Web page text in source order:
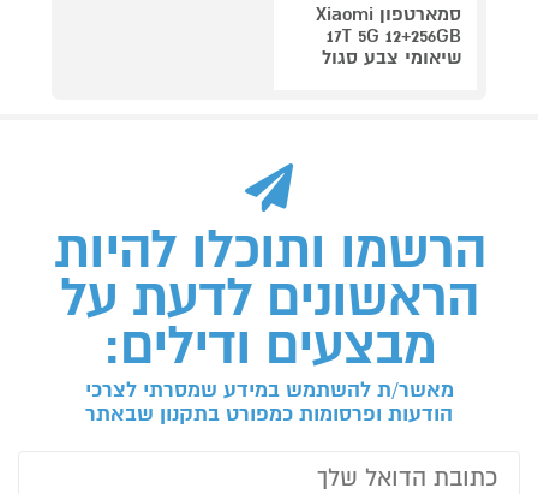
סמארטפון Xiaomi
17T 5G 12+256GB
שיאומי צבע סגול
הרשמו ותוכלו להיות
הראשונים לדעת על
מבצעים ודילים:
מאשר/ת להשתמש במידע שמסרתי לצרכי
הודעות ופרסומות כמפורט בתקנון שבאתר